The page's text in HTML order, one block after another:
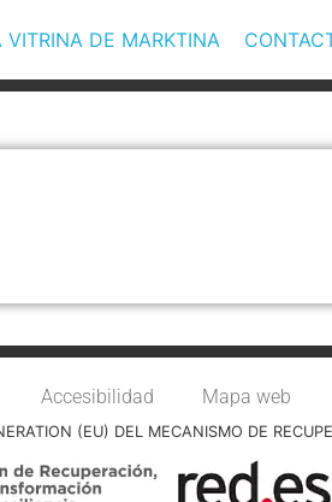
VITRINA DE MARKTINA
Accesibilidad Mapa web
(EU) DEL MECANISMO DE